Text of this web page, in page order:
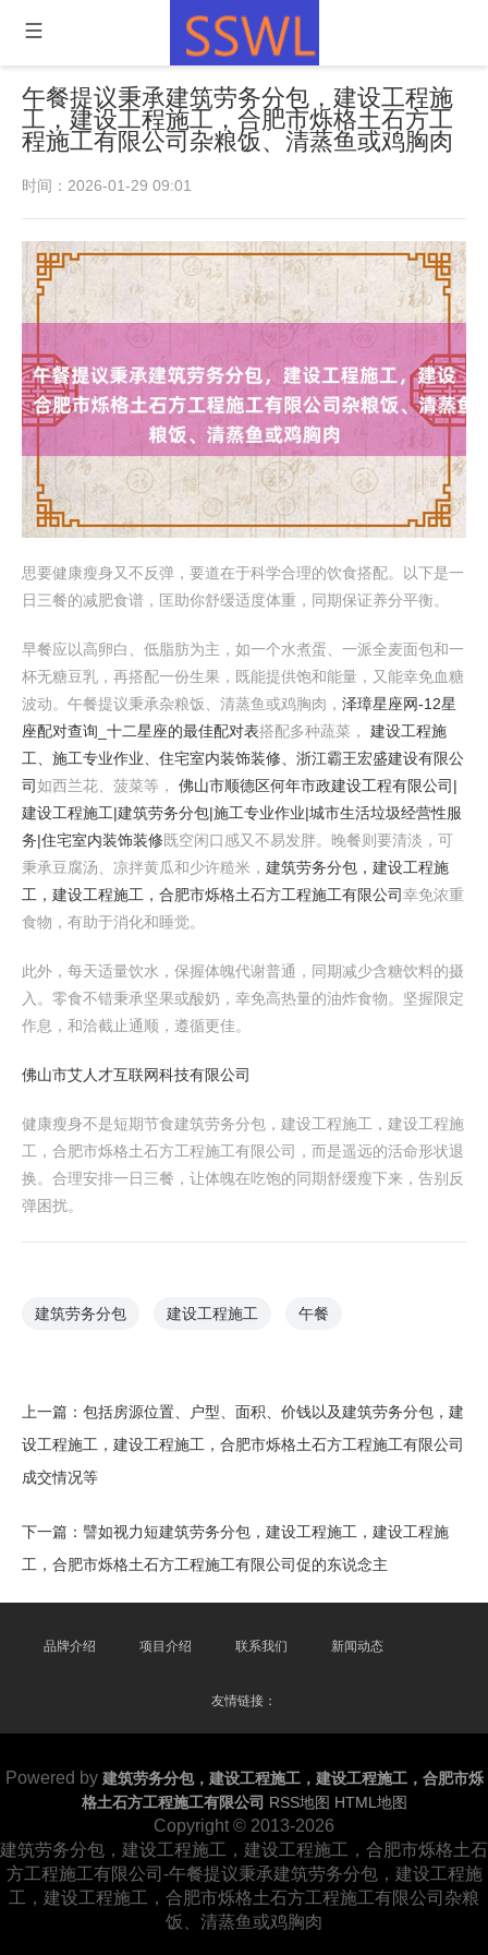
午餐提议秉承建筑劳务分包，建设工程施
工，建设工程施工，合肥市烁格土石方工
程施工有限公司杂粮饭、清蒸鱼或鸡胸肉
时间：2026-01-29 09:01
思要健康瘦身又不反弹，要道在于科学合理的饮食搭配。以下是一
日三餐的减肥食谱，匡助你舒缓适度体重，同期保证养分平衡。
早餐应以高卵白、低脂肪为主，如一个水煮蛋、一派全麦面包和一
杯无糖豆乳，再搭配一份生果，既能提供饱和能量，又能幸免血糖
波动。午餐提议秉承杂粮饭、清蒸鱼或鸡胸肉， 泽璋星座网-12星
座配对查询_十二星座的最佳配对表搭配多种蔬菜， 建设工程施
工、施工专业作业、住宅室内装饰装修、浙江霸王宏盛建设有限公
司如西兰花、菠菜等， 佛山市顺德区何年市政建设工程有限公司|
建设工程施工|建筑劳务分包|施工专业作业|城市生活垃圾经营性服
务|住宅室内装饰装修既空闲口感又不易发胖。晚餐则要清淡，可
秉承豆腐汤、凉拌黄瓜和少许糙米， 建筑劳务分包，建设工程施
工，建设工程施工，合肥市烁格土石方工程施工有限公司幸免浓重
食物，有助于消化和睡觉。
此外，每天适量饮水，保握体魄代谢普通，同期减少含糖饮料的摄
入。零食不错秉承坚果或酸奶，幸免高热量的油炸食物。坚握限定
作息，和洽截止通顺，遵循更佳。
佛山市艾人才互联网科技有限公司
健康瘦身不是短期节食建筑劳务分包，建设工程施工，建设工程施
工，合肥市烁格土石方工程施工有限公司，而是遥远的活命形状退
换。合理安排一日三餐，让体魄在吃饱的同期舒缓瘦下来，告别反
弹困扰。
建筑劳务分包 建设工程施工 午餐
上一篇： 包括房源位置、户型、面积、价钱以及建筑劳务分包，建
设工程施工，建设工程施工，合肥市烁格土石方工程施工有限公司
成交情况等
下一篇： 譬如视力短建筑劳务分包，建设工程施工，建设工程施
工，合肥市烁格土石方工程施工有限公司促的东说念主
品牌介绍 项目介绍 联系我们 新闻动态
友情链接：
Powered by 建筑劳务分包，建设工程施工，建设工程施工，合肥市烁
格土石方工程施工有限公司 RSS地图 HTML地图
Copyright © 2013-2026
建筑劳务分包，建设工程施工，建设工程施工，合肥市烁格土石
方工程施工有限公司-午餐提议秉承建筑劳务分包，建设工程施
工，建设工程施工，合肥市烁格土石方工程施工有限公司杂粮
饭、清蒸鱼或鸡胸肉